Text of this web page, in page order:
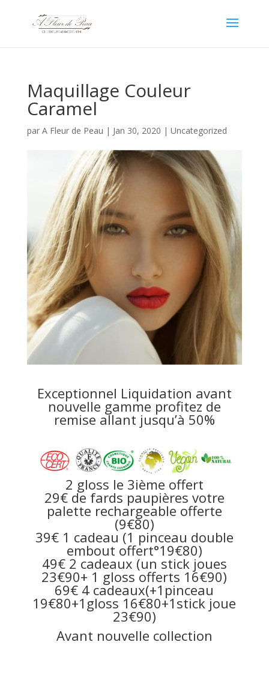
Maquillage Couleur
Caramel
par A Fleur de Peau | Jan 30, 2020 | Uncategorized
Exceptionnel Liquidation avant
nouvelle gamme profitez de
remise allant jusqu’à 50%
2 gloss le 3ième offert
29€ de fards paupières votre
palette rechargeable offerte
(9€80)
39€ 1 cadeau (1 pinceau double
embout offert°19€80)
49€ 2 cadeaux (un stick joues
23€90+ 1 gloss offerts 16€90)
69€ 4 cadeaux(+1pinceau
19€80+1gloss 16€80+1stick joue
23€90)
Avant nouvelle collection